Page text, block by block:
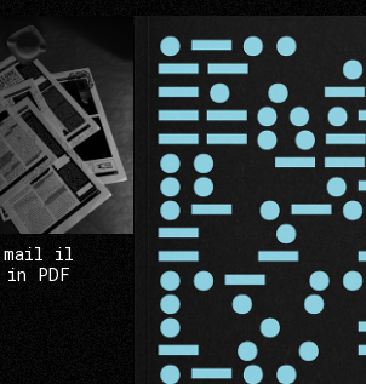
mail il
PDF